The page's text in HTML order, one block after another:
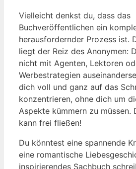
Vielleicht denkst du, dass das
Buchveröffentlichen ein
herausfordernder Prozess ist.
liegt der Reiz des Anonymen:
nicht mit Agenten, Lektoren
Werbestrategien
dich voll und ganz auf das
konzentrieren, ohne dich um
Aspekte kümmern zu müssen.
kann frei fließen!
Du könntest eine spannende
eine romantische
inspirierendes Sachbuch